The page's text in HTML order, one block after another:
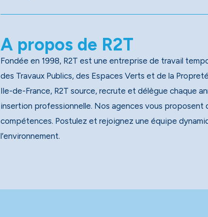
A propos de R2T
Fondée en 1998, R2T est une entreprise de travail
des Travaux Publics, des Espaces Verts et de la Propreté. S’appuyant sur un réseau national de 40 agences, dont 13
Ile-de-France, R2T source, recrute et délègue chaque
insertion professionnelle. Nos agences vous
compétences. Postulez et rejoignez une équipe
l’environnement.